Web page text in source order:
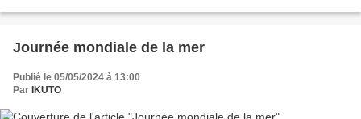
Journée mondiale de la mer
Publié le 05/05/2024 à 13:00
Par IKUTO